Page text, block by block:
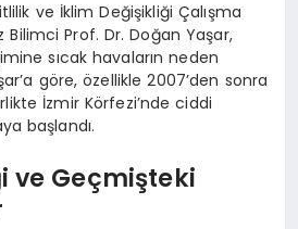
ve İklim Değişikliği Çalışma
Bilimci Prof. Dr. Doğan Yaşar,
sıcak havaların neden
göre, özellikle 2007’den sonra
İzmir Körfezi’nde ciddi
başlandı.
ve Geçmişteki